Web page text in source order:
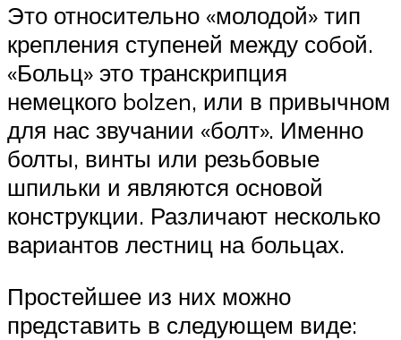
Это относительно «молодой» тип
крепления ступеней между собой.
«Больц» это транскрипция
немецкого bolzen, или в привычном
для нас звучании «болт». Именно
болты, винты или резьбовые
шпильки и являются основой
конструкции. Различают несколько
вариантов лестниц на больцах.
Простейшее из них можно
представить в следующем виде: